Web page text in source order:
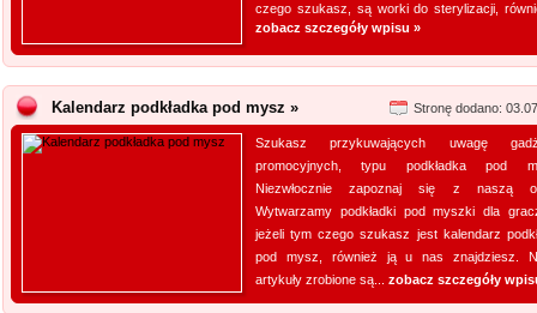
czego szukasz, są worki do sterylizacji,
zobacz szczegóły wpisu »
Kalendarz podkładka pod mysz » Stronę dodano:
Szukasz przykuwających uwagę
promocyjnych, typu podkładka pod
Niezwłocznie zapoznaj się z naszą
Wytwarzamy podkładki pod myszki dla
jeżeli tym czego szukasz jest kalendarz
pod mysz, również ją u nas znajdziesz.
artykuły zrobione są... zobacz szczegóły